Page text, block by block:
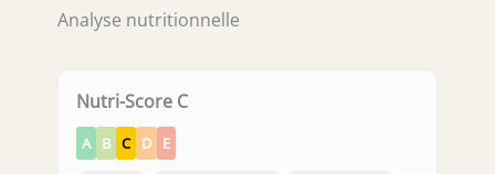
Analyse nutritionnelle
Nutri-Score C
A B C D E